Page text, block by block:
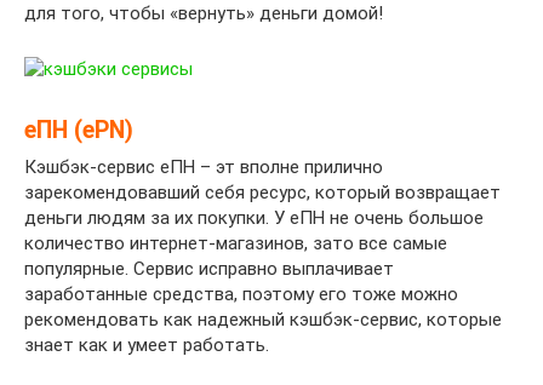
для того, чтобы «вернуть» деньги домой!
еПН (ePN)
Кэшбэк-сервис еПН – эт вполне прилично
зарекомендовавший себя ресурс, который возвращает
деньги людям за их покупки. У еПН не очень большое
количество интернет-магазинов, зато все самые
популярные. Сервис исправно выплачивает
заработанные средства, поэтому его тоже можно
рекомендовать как надежный кэшбэк-сервис, которые
знает как и умеет работать.